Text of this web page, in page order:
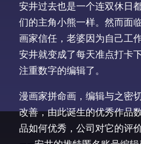
安井过去也是一个连双休日
们的主角小熊一样。然而面
画家信任，老婆因为自己工
安井就变成了每天准点打卡
注重数字的编辑了。
漫画家拼命画，编辑与之密
改善，由此诞生的优秀作品
品如何优秀，公司对它的评